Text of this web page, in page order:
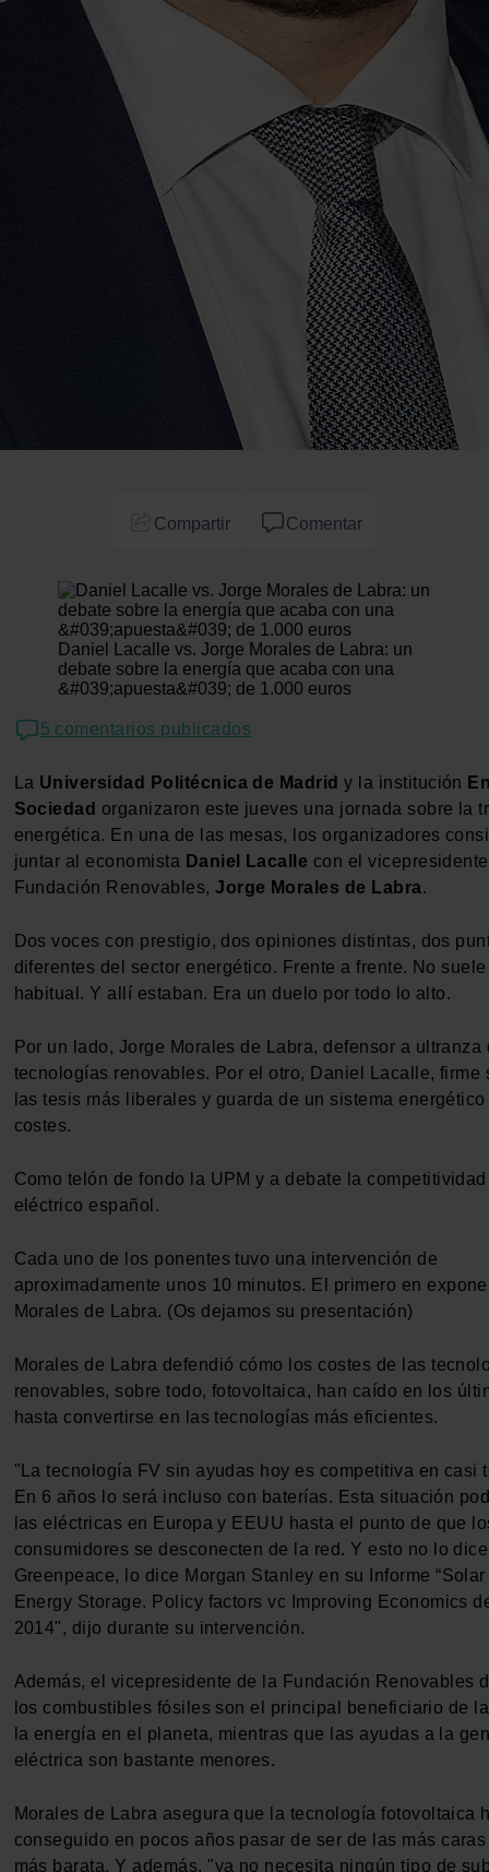
Compartir Comentar
Daniel Lacalle vs. Jorge Morales de Labra: un
debate sobre la energía que acaba con una
&#039;apuesta&#039; de 1.000 euros
5 comentarios publicados
La Universidad Politécnica de Madrid y la institución
Sociedad organizaron este jueves una jornada sobre la
energética. En una de las mesas, los organizadores
juntar al economista Daniel Lacalle con el
Fundación Renovables,Jorge Morales de Labra.
Dos voces con prestigio, dos opiniones distintas, dos
diferentes del sector energético. Frente a frente. No
habitual. Y allí estaban. Era un duelo por todo lo alto.
Por un lado, Jorge Morales de Labra, defensor a ultranza
tecnologías renovables. Por el otro, Daniel Lacalle, firme
las tesis más liberales y guarda de un sistema
costes.
Como telón de fondo la UPM y a debate la
eléctrico español.
Cada uno de los ponentes tuvo una intervención de
aproximadamente unos 10 minutos. El primero en
Morales de Labra. (Os dejamos su presentación)
Morales de Labra defendió cómo los costes de las
renovables, sobre todo, fotovoltaica, han caído en los
hasta convertirse en las tecnologías más eficientes.
"La tecnología FV sin ayudas hoy es competitiva en casi
En 6 años lo será incluso con baterías. Esta situación
las eléctricas en Europa y EEUU hasta el punto de que
consumidores se desconecten de la red. Y esto no lo dice
Greenpeace, lo dice Morgan Stanley en su Informe
Energy Storage. Policy factors vc Improving Economics
2014", dijo durante su intervención.
Además, el vicepresidente de la Fundación Renovables
los combustibles fósiles son el principal beneficiario de
la energía en el planeta, mientras que las ayudas a la
eléctrica son bastante menores.
Morales de Labra asegura que la tecnología fotovoltaica
conseguido en pocos años pasar de ser de las más
más barata. Y además, "ya no necesita ningún tipo de